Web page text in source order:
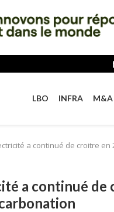
LBO INFRA M&A
a continué de croitre
a continué